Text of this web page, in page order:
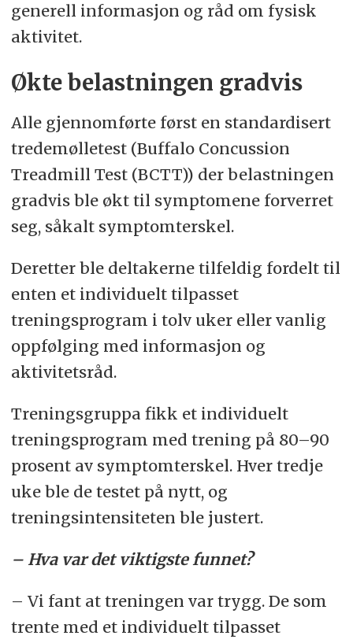
generell informasjon og råd om fysisk
aktivitet.
Økte belastningen gradvis
Alle gjennomførte først en standardisert
tredemølletest (Buffalo Concussion
Treadmill Test (BCTT)) der belastningen
gradvis ble økt til symptomene forverret
seg, såkalt symptomterskel.
Deretter ble deltakerne tilfeldig fordelt til
enten et individuelt tilpasset
treningsprogram i tolv uker eller vanlig
oppfølging med informasjon og
aktivitetsråd.
Treningsgruppa fikk et individuelt
treningsprogram med trening på 80–90
prosent av symptomterskel. Hver tredje
uke ble de testet på nytt, og
treningsintensiteten ble justert.
– Hva var det viktigste funnet?
– Vi fant at treningen var trygg. De som
trente med et individuelt tilpasset